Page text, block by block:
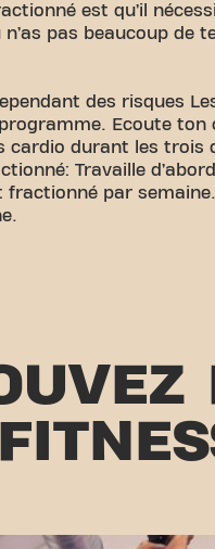
est qu’il
pas beaucoup de
des risques
Ecoute
cardio durant les trois
Travaille
par